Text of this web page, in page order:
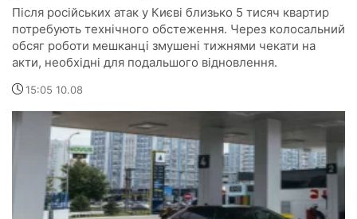
Після російських атак у Києві близько 5 тисяч квартир
потребують технічного обстеження. Через колосальний
обсяг роботи мешканці змушені тижнями чекати на
акти, необхідні для подальшого відновлення.
15:05 10.08